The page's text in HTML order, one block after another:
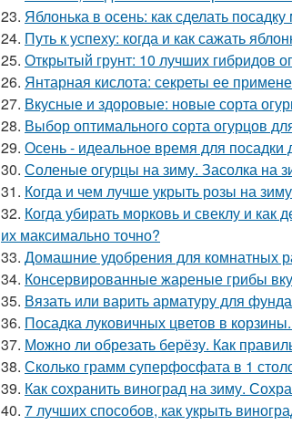
23. Яблонька в осень: как сделать
24. Путь к успеху: когда и как сажать
25. Открытый грунт: 10 лучших гибридов
26. Янтарная кислота: секреты ее
27. Вкусные и здоровые: новые сорта
28. Выбор оптимального сорта огурцов
29. Осень - идеальное время для посадки
30. Соленые огурцы на зиму. Засолка на
31. Когда и чем лучше укрыть розы на
32. Когда убирать морковь и свеклу и
их максимально точно?
33. Домашние удобрения для комнатных
34. Консервированные жареные грибы
35. Вязать или варить арматуру для
36. Посадка луковичных цветов в
37. Можно ли обрезать берёзу. Как
38. Сколько грамм суперфосфата в 1
39. Как сохранить виноград на зиму.
40. 7 лучших способов, как укрыть